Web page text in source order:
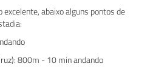
abaixo alguns pontos de
800m - 10 min andando